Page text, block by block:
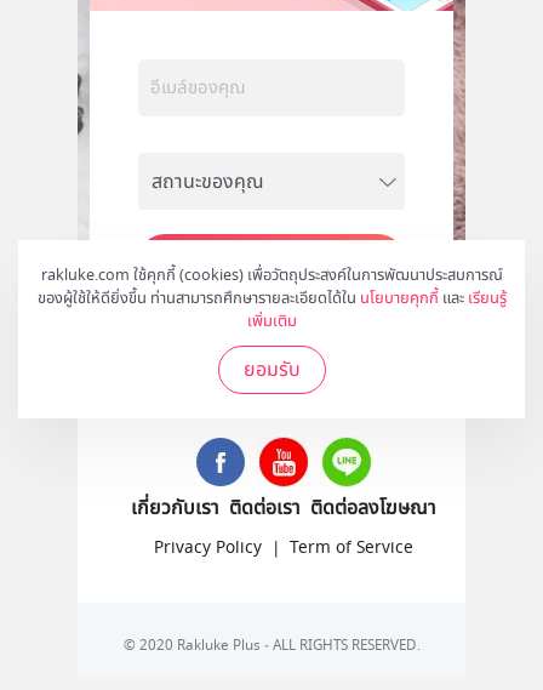
rakluke.com ใช้คุกกี้ (cookies) เพื่อวัตถุประสงค์ในการพัฒนาประสบการณ์
ของผู้ใช้ให้ดียิ่งขึ้น ท่านสามารถศึกษารายละเอียดได้ใน นโยบายคุกกี้ และ เรียนรู้
เพิ่มเติม
ยอมรับ
สมัคร
ติดตามเราได้ที่
เกี่ยวกับเรา ติดต่อเรา ติดต่อลงโฆษณา
Privacy Policy | Term of Service
© 2020 Rakluke Plus - ALL RIGHTS RESERVED.